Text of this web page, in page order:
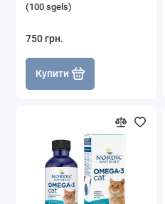
(100 sgels)
750 грн.
Купити